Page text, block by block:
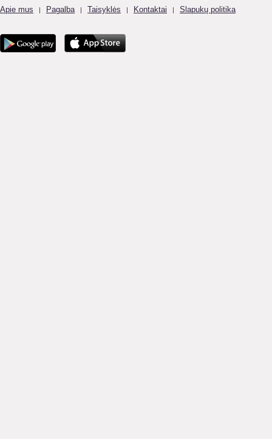
Apie mus | Pagalba | Taisyklės | Kontaktai | Slapukų politika